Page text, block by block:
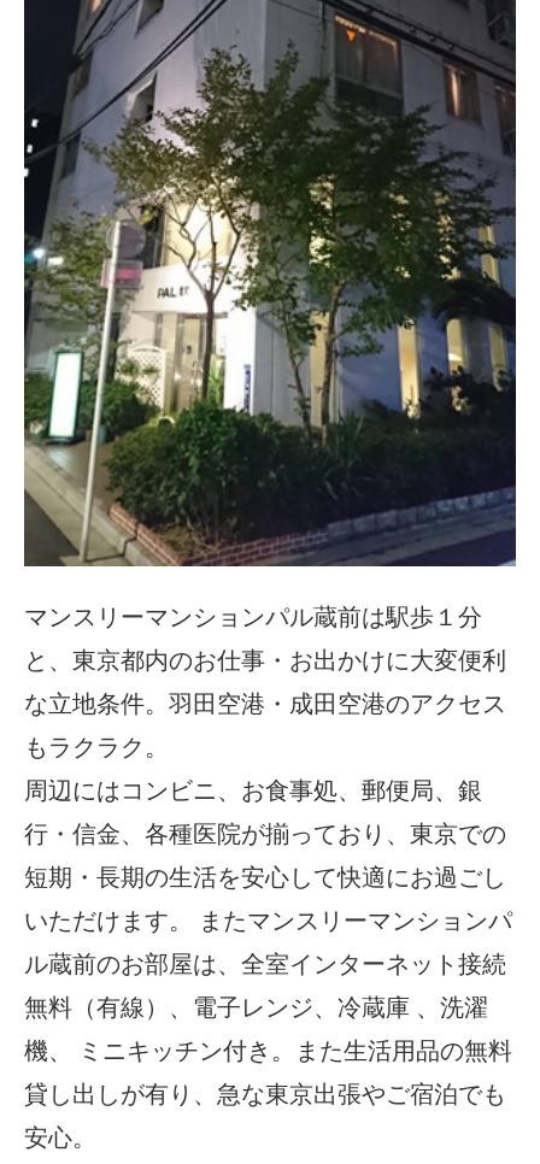
マンスリーマンションパル蔵前は駅歩１分
と、東京都内のお仕事・お出かけに大変便利
な立地条件。羽田空港・成田空港のアクセス
もラクラク。
周辺にはコンビニ、お食事処、郵便局、銀
行・信金、各種医院が揃っており、東京での
短期・長期の生活を安心して快適にお過ごし
いただけます。 またマンスリーマンションパ
ル蔵前のお部屋は、全室インターネット接続
無料（有線）、電子レンジ、冷蔵庫 、洗濯
機、 ミニキッチン付き。また生活用品の無料
貸し出しが有り、急な東京出張やご宿泊でも
安心。